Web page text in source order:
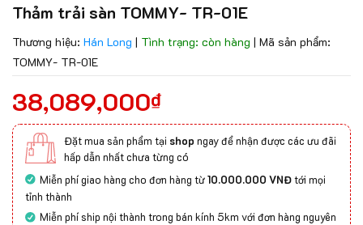
Thảm trải sàn TOMMY- TR-01E
Thương hiệu: Hán Long | Tình trạng: còn hàng | Mã sản phẩm:
TOMMY- TR-01E
38,089,000₫
Đặt mua sản phẩm tại shop ngay để nhận được các ưu đãi
hấp dẫn nhất chưa từng có
Miễn phí giao hàng cho đơn hàng từ10.000.000 VNĐtới mọi
tỉnh thành
Miễn phí ship nội thành trong bán kính 5km với đơn hàng nguyên